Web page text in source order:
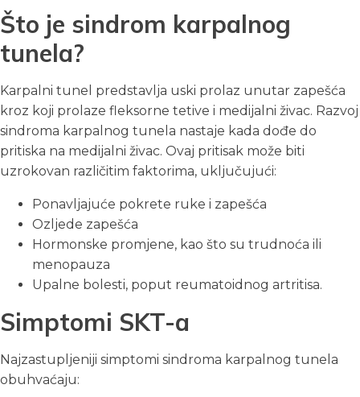
Što je sindrom karpalnog
tunela?
Karpalni tunel predstavlja uski prolaz unutar zapešća
kroz koji prolaze fleksorne tetive i medijalni živac. Razvoj
sindroma karpalnog tunela nastaje kada dođe do
pritiska na medijalni živac. Ovaj pritisak može biti
uzrokovan različitim faktorima, uključujući:
Ponavljajuće pokrete ruke i zapešća
Ozljede zapešća
Hormonske promjene, kao što su trudnoća ili
menopauza
Upalne bolesti, poput reumatoidnog artritisa.
Simptomi SKT-a
Najzastupljeniji simptomi sindroma karpalnog tunela
obuhvaćaju: